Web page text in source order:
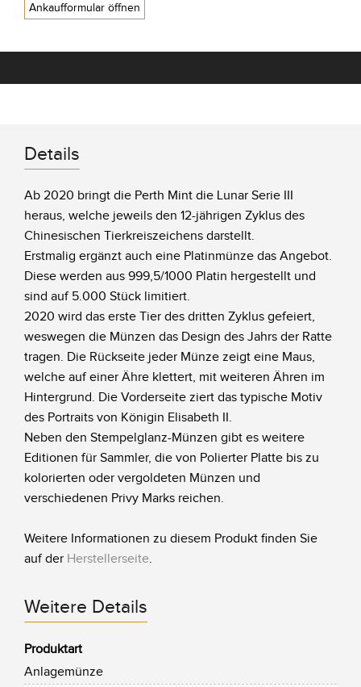
Ankaufformular öffnen
Details
Ab 2020 bringt die Perth Mint die Lunar Serie III
heraus, welche jeweils den 12-jährigen Zyklus des
Chinesischen Tierkreiszeichens darstellt.
Erstmalig ergänzt auch eine Platinmünze das Angebot.
Diese werden aus 999,5/1000 Platin hergestellt und
sind auf 5.000 Stück limitiert.
2020 wird das erste Tier des dritten Zyklus gefeiert,
weswegen die Münzen das Design des Jahrs der Ratte
tragen. Die Rückseite jeder Münze zeigt eine Maus,
welche auf einer Ähre klettert, mit weiteren Ähren im
Hintergrund. Die Vorderseite ziert das typische Motiv
des Portraits von Königin Elisabeth II.
Neben den Stempelglanz-Münzen gibt es weitere
Editionen für Sammler, die von Polierter Platte bis zu
kolorierten oder vergoldeten Münzen und
verschiedenen Privy Marks reichen.
Weitere Informationen zu diesem Produkt finden Sie
auf der Herstellerseite.
Weitere Details
Produktart
Anlagemünze